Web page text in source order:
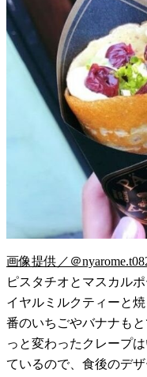
画像提供／＠
ピスタチオとマスカル
イヤルミルクティーと
番のいちごやバナナも
っと変わったクレープ
ているので、食後のデ